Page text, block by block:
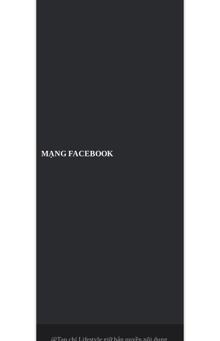
MẠNG FACEBOOK
@Tạp chí Lifestyle giữ bản quyền nội dung.